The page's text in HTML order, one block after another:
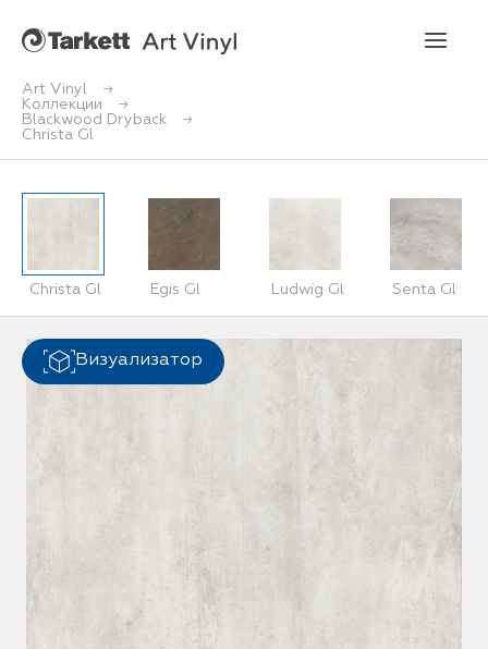
Art Vinyl
Коллекции
Blackwood Dryback
Christa Gl
Christa Gl Egis Gl Ludwig Gl Senta Gl
Визуализатор
Коллекции
Конструктор интерьера
Art Vinyl в интерьере
Статьи